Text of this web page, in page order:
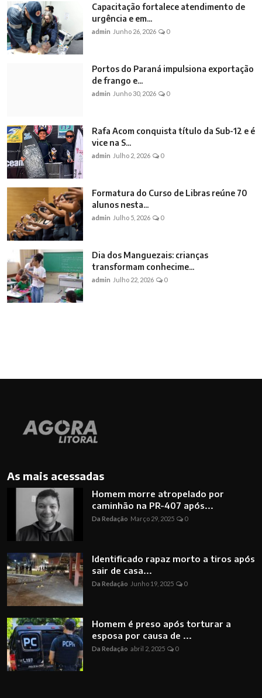
Capacitação fortalece atendimento de
urgência e em...
admin Junho 26, 2026 0
Portos do Paraná impulsiona exportação
de frango e...
admin Junho 30, 2026 0
Rafa Acom conquista título da Sub-12 e é
vice na S...
admin Julho 2, 2026 0
Formatura do Curso de Libras reúne 70
alunos nesta...
admin Julho 5, 2026 0
Dia dos Manguezais: crianças
transformam conhecime...
admin Julho 22, 2026 0
As mais acessadas
Homem morre atropelado por
caminhão na PR-407 após...
Da Redação Março 29, 2025 0
Identificado rapaz morto a tiros após
sair de casa...
Da Redação Junho 19, 2025 0
Homem é preso após torturar a
esposa por causa de ...
Da Redação abril 2, 2025 0